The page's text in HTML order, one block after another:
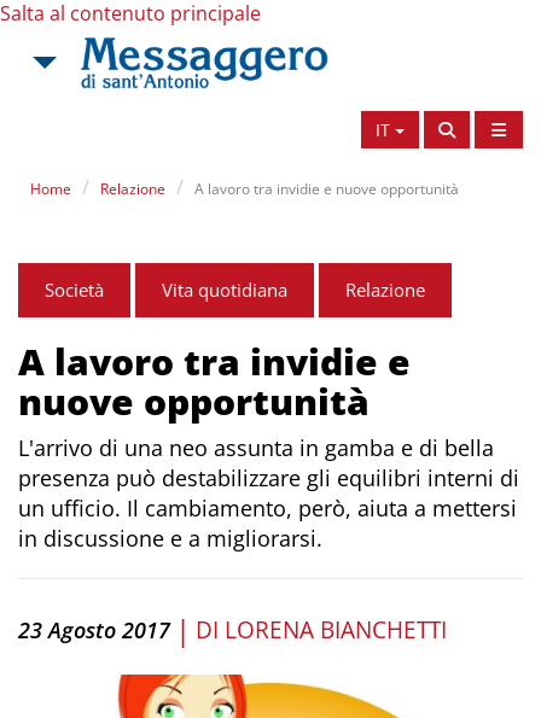
Salta al contenuto principale
IT
Home Relazione A lavoro tra invidie e nuove opportunità
Società Vita quotidiana Relazione
A lavoro tra invidie e
nuove opportunità
L'arrivo di una neo assunta in gamba e di bella
presenza può destabilizzare gli equilibri interni di
un ufficio. Il cambiamento, però, aiuta a mettersi
in discussione e a migliorarsi.
23 Agosto 2017 | DI LORENA BIANCHETTI